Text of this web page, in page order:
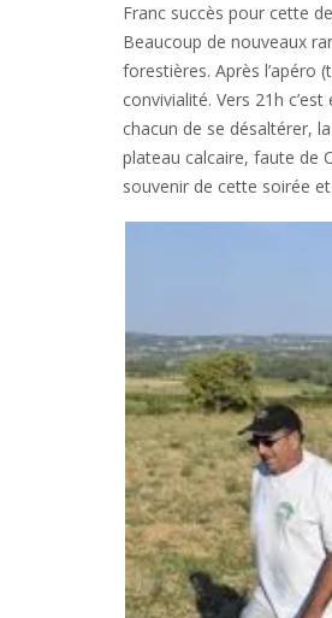
Franc succès pour cette
Beaucoup de nouveaux
forestières. Après l’apéro
convivialité. Vers 21h
chacun de se désaltérer,
plateau calcaire, faute de
souvenir de cette soirée